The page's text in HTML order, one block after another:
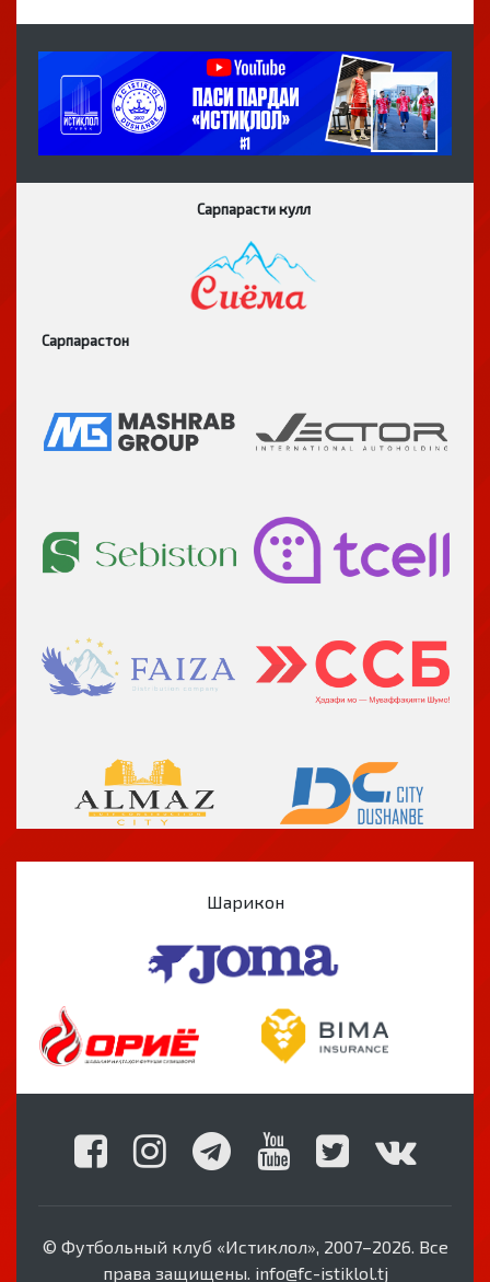
Сарпарасти кулл
Сарпарастон
Шарикон
© Футбольный клуб «Истиклол», 2007–2026. Все
права защищены. info@fc-istiklol.tj